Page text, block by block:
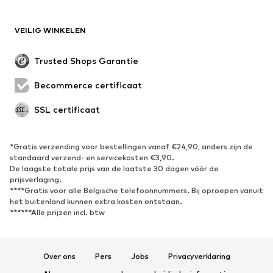
VEILIG WINKELEN
Trusted Shops Garantie
Becommerce certificaat
SSL certificaat
*Gratis verzending voor bestellingen vanaf €24,90, anders zijn de
standaard verzend- en servicekosten €3,90.
De laagste totale prijs van de laatste 30 dagen vóór de
prijsverlaging.
****Gratis voor alle Belgische telefoonnummers. Bij oproepen vanuit
het buitenland kunnen extra kosten ontstaan.
******Alle prijzen incl. btw
Over ons Pers Jobs
Privacyverklaring